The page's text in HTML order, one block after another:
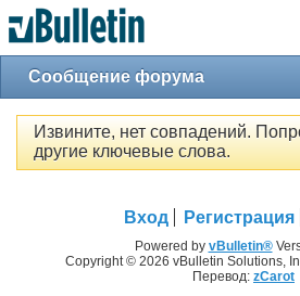
Сообщение форума
Извините, нет совпадений.
другие ключевые слова.
Вход Регистрация
Powered by vBulletin®
Copyright © 2026 vBulletin Solutions,
Перевод: zCarot